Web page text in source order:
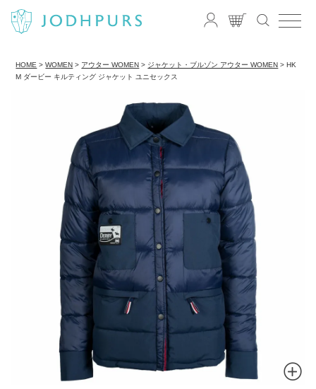
HOME WOMEN アウター WOMEN ジャケット・ブルゾン アウター WOMEN
HK
M ダービー キルティング ジャケット ユニセックス